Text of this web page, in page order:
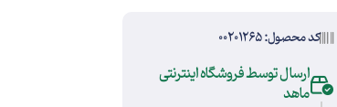
کد محصول: 00201265
ارسال توسط فروشگاه اینترنتی
ماهد